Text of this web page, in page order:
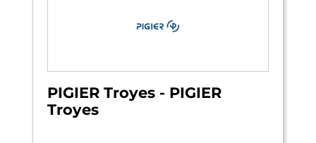
PIGIER Troyes - PIGIER
Troyes